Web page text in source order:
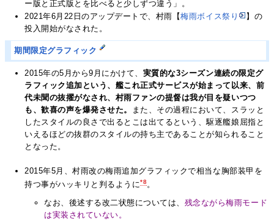
ー版と正式版とを比べると少しずつ違う」。
2021年6月22日のアップデートで、村雨【梅雨ボイス祭り
】の
投入開始がなされた。
期間限定グラフィック
2015年の5月から9月にかけて、 実質的な3シーズン連続の限定グ
ラフィック追加という、艦これ正式サービスが始まって以来、前
代未聞の抜擢がなされ、村雨ファンの提督は我が目を疑いつつ
も、歓喜の声を爆発させた。
また、その過程において、スラッと
したスタイルの良さで出るとこは出てるという、駆逐艦娘屈指と
いえるほどの抜群のスタイルの持ち主であることが知られること
となった。
2015年5月、村雨改の梅雨追加グラフィックで相当な胸部装甲を
持つ事がハッキリと判るように*8。
なお、後述する改二状態については、 残念ながら梅雨モード
は実装されていない。